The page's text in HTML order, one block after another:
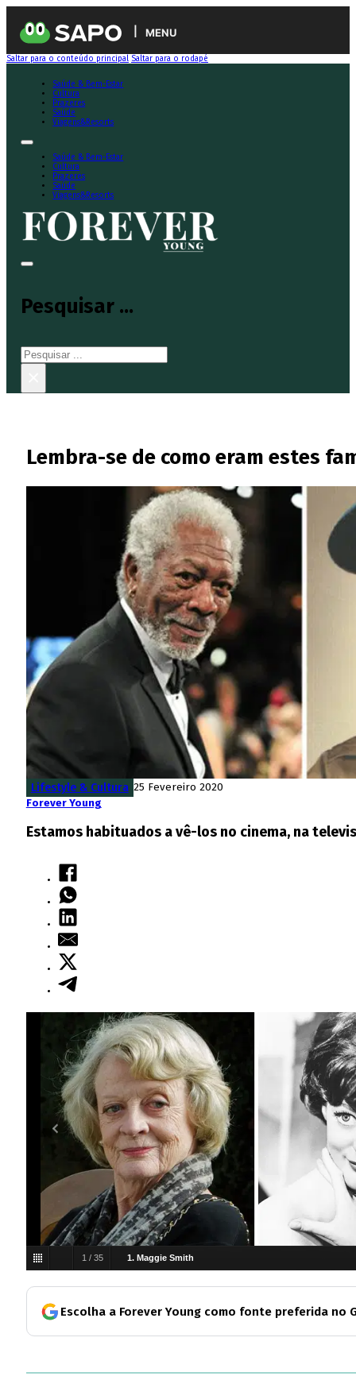
MENU
Saltar para o conteúdo principal Saltar para o rodapé
Saúde & Bem-Estar
Cultura
Prazeres
Saúde
Viagens&Resorts
Saúde & Bem-Estar
Cultura
Prazeres
Saúde
Viagens&Resorts
Pesquisar ...
Pesquisar
Lembra-se de como eram estes
Lifestyle & Cultura 25 Fevereiro 2020
Forever Young
Estamos habituados a vê-los no cinema, na
1 / 35 1. Maggie Smith
Escolha a Forever Young como fonte preferida no